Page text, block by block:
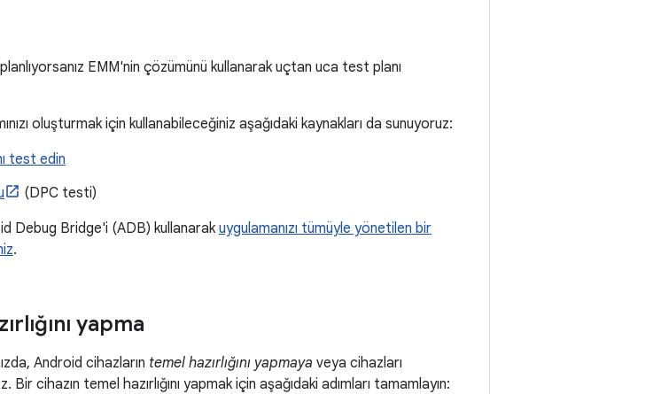
EMM'nin çözümünü kullanarak uçtan uca test planı
oluşturmak için kullanabileceğiniz aşağıdaki kaynakları da sunuyoruz:
test edin
(DPC testi)
Debug Bridge'i (ADB) kullanarakuygulamanızı tümüyle yönetilen bir
.
yapma
Android cihazların temel hazırlığını yapmaya veya cihazları
cihazın temel hazırlığını yapmak için aşağıdaki adımları tamamlayın: